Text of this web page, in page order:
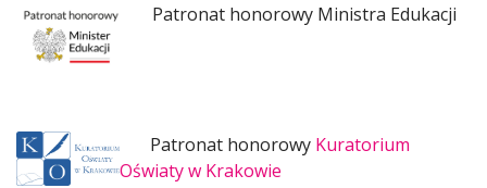
Patronat honorowy Ministra Edukacji
Patronat honorowy Kuratorium
Oświaty w Krakowie